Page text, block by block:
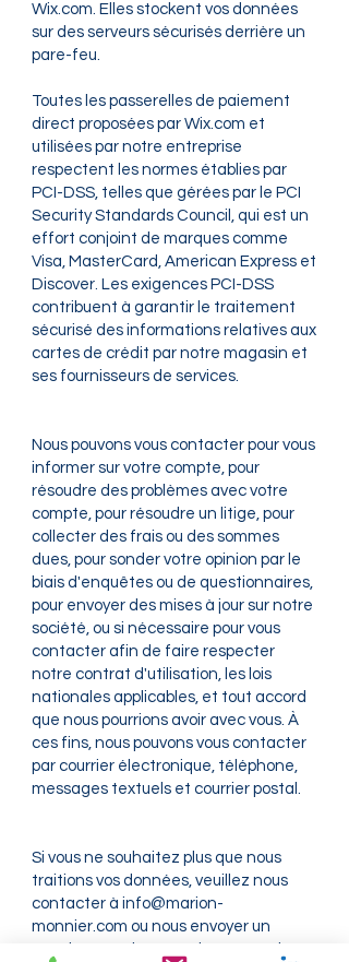
Wix.com. Elles stockent vos données
sur des serveurs sécurisés derrière un
pare-feu.
Toutes les passerelles de paiement
direct proposées par Wix.com et
utilisées par notre entreprise
respectent les normes établies par
PCI-DSS, telles que gérées par le PCI
Security Standards Council, qui est un
effort conjoint de marques comme
Visa, MasterCard, American Express et
Discover. Les exigences PCI-DSS
contribuent à garantir le traitement
sécurisé des informations relatives aux
cartes de crédit par notre magasin et
ses fournisseurs de services.
Nous pouvons vous contacter pour vous
informer sur votre compte, pour
résoudre des problèmes avec votre
compte, pour résoudre un litige, pour
collecter des frais ou des sommes
dues, pour sonder votre opinion par le
biais d'enquêtes ou de questionnaires,
pour envoyer des mises à jour sur notre
société, ou si nécessaire pour vous
contacter afin de faire respecter
notre contrat d'utilisation, les lois
nationales applicables, et tout accord
que nous pourrions avoir avec vous. À
ces fins, nous pouvons vous contacter
par courrier électronique, téléphone,
messages textuels et courrier postal.
Si vous ne souhaitez plus que nous
traitions vos données, veuillez nous
contacter à info@marion-
monnier.com ou nous envoyer un